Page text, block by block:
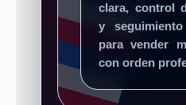
clara, control
y
para vender
con orden